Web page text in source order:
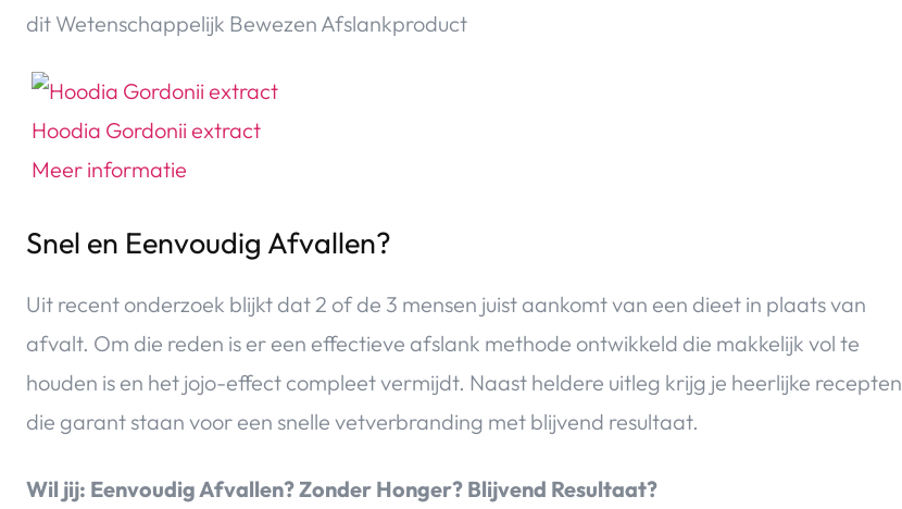
dit Wetenschappelijk Bewezen Afslankproduct
Snel en Eenvoudig Afvallen?
Uit recent onderzoek blijkt dat 2 of de 3 mensen juist aankomt van een dieet in plaats van
afvalt. Om die reden is er een effectieve afslank methode ontwikkeld die makkelijk vol te
houden is en het jojo-effect compleet vermijdt. Naast heldere uitleg krijg je heerlijke recepten
die garant staan voor een snelle vetverbranding met blijvend resultaat.
Wil jij: Eenvoudig Afvallen? Zonder Honger? Blijvend Resultaat?